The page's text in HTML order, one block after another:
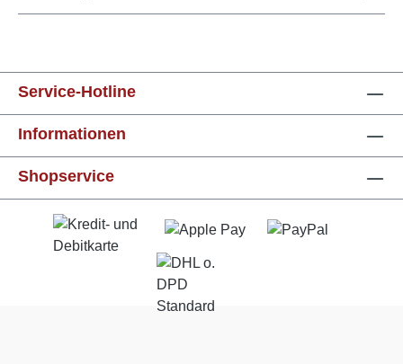
Service-Hotline
Informationen
Shopservice